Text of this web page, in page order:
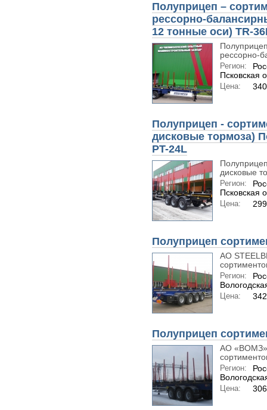
Полуприцеп –
рессорно-
12 тонные оси) TR-
рессорно-
Регион:
Псковская
Цена:
Полуприцеп -
дисковые тормоза)
PT-24L
дисковые
Регион:
Псковская
Цена:
Полуприцеп
АО
Регион:
Цена:
Полуприцеп
АО «ВОМЗ»
Регион:
Цена: